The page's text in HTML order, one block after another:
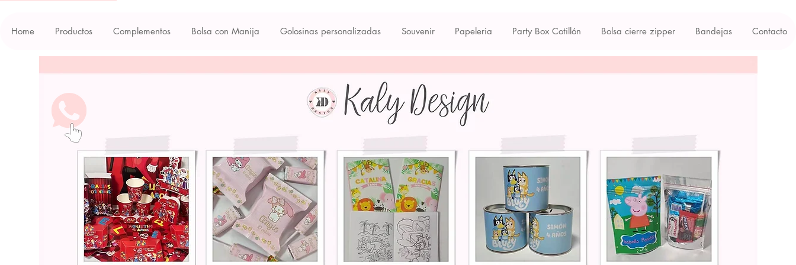
Home Productos Complementos Bolsa con Manija Golosinas personalizadas Souvenir Papeleria Party Box Cotillón Bolsa cierre zipper Bandejas Contacto